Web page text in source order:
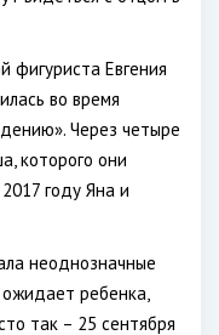
фигуриста Евгения
во время
Через четыре
которого они
году Яна и
неоднозначные
ребенка,
так – 25 сентября